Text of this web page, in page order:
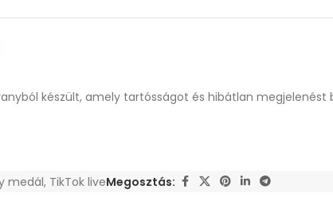
készült, amely tartósságot és hibátlan megjelenést
medál, TikTok liveMegosztás: